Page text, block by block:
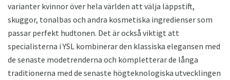
varianter kvinnor över hela världen att välja läppstift,
skuggor, tonalbas och andra kosmetiska ingredienser som
passar perfekt hudtonen. Det är också viktigt att
specialisterna i YSL kombinerar den klassiska elegansen med
de senaste modetrenderna och kompletterar de långa
traditionerna med de senaste högteknologiska utvecklingen